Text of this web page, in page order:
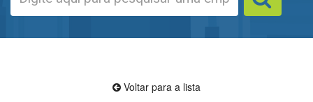
Voltar para a lista